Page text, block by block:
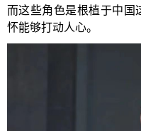
而这些角色是根植于中国
怀能够打动人心。